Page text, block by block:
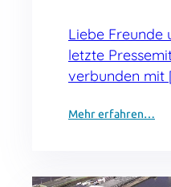
Liebe Freunde
letzte
verbunden mit
Mehr erfahren…